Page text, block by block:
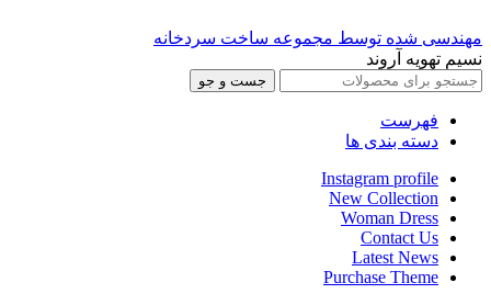
مهندسی شده توسط مجموعه ساخت سردخانه
نسیم تهویه آروند
جست و جو
فهرست
دسته بندی ها
Instagram profile
New Collection
Woman Dress
Contact Us
Latest News
Purchase Theme